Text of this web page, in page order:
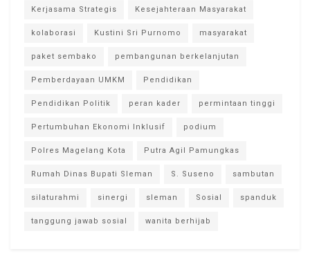
Kerjasama Strategis Kesejahteraan Masyarakat
kolaborasi Kustini Sri Purnomo masyarakat
paket sembako pembangunan berkelanjutan
Pemberdayaan UMKM Pendidikan
Pendidikan Politik peran kader permintaan tinggi
Pertumbuhan Ekonomi Inklusif podium
Polres Magelang Kota Putra Agil Pamungkas
Rumah Dinas Bupati Sleman S. Suseno sambutan
silaturahmi sinergi sleman Sosial spanduk
tanggung jawab sosial wanita berhijab